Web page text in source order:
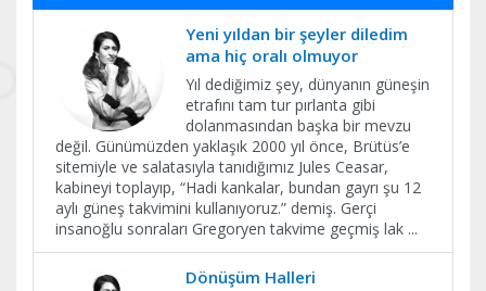
Yeni yıldan bir şeyler diledim
ama hiç oralı olmuyor
Yıl dediğimiz şey, dünyanın güneşin
etrafını tam tur pırlanta gibi
dolanmasından başka bir mevzu
değil. Günümüzden yaklaşık 2000 yıl önce, Brütüs’e
sitemiyle ve salatasıyla tanıdığımız Jules Ceasar,
kabineyi toplayıp, “Hadi kankalar, bundan gayrı şu 12
aylı güneş takvimini kullanıyoruz.” demiş. Gerçi
insanoğlu sonraları Gregoryen takvime geçmiş lak ...
Dönüşüm Halleri